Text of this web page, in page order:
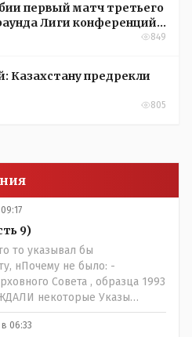
первый матч третьего
Лиги конференций
849
Казахстану предрекли
805
9)
то указывал бы
нПочему не было: -
Совета , образца 1993
некоторые Указы
выборов и перевыборов и
политики, и тогда
в 06:33